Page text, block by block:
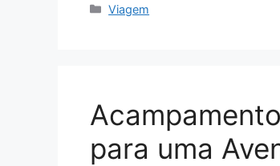
Categories
Viagem
para uma